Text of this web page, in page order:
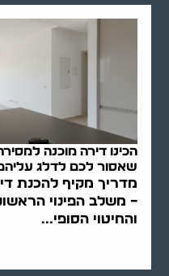
שאסור לכם לדלג
– משלב הפינוי
והחיטוי הסופי...